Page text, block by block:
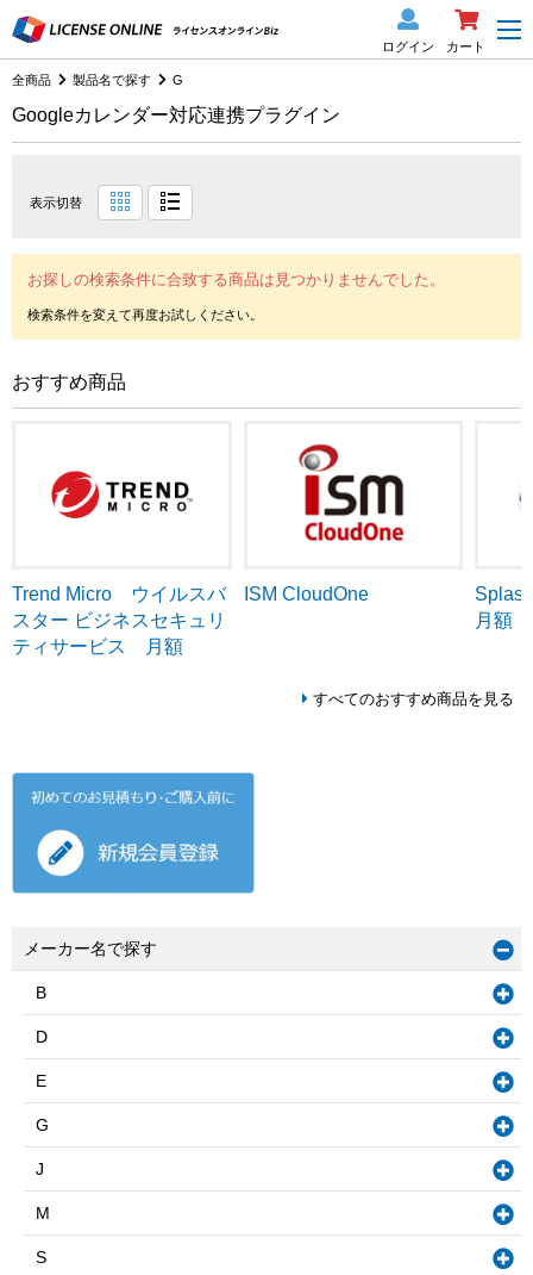
ログイン カート
全商品 製品名で探す G
Googleカレンダー対応連携プラグイン
表示切替
お探しの検索条件に合致する商品は見つかりませんでした。
おすすめ商品
Trend Micro ウイルスバ
スター ビジネスセキュリ
ティサービス 月額
ISM CloudOne
月額
すべてのおすすめ商品を見る
メーカー名で探す
B
D
E
G
J
M
S